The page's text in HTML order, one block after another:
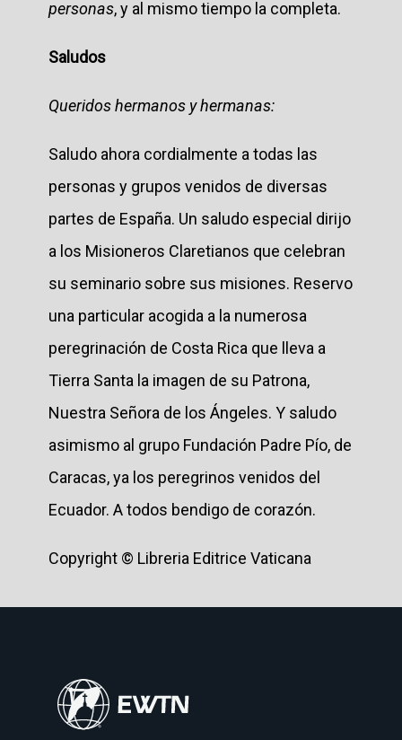
personas, y al mismo tiempo la completa.
Saludos
Queridos hermanos y hermanas:
Saludo ahora cordialmente a todas las
personas y grupos venidos de diversas
partes de España. Un saludo especial dirijo
a los Misioneros Claretianos que celebran
su seminario sobre sus misiones. Reservo
una particular acogida a la numerosa
peregrinación de Costa Rica que lleva a
Tierra Santa la imagen de su Patrona,
Nuestra Señora de los Ángeles. Y saludo
asimismo al grupo Fundación Padre Pío, de
Caracas, ya los peregrinos venidos del
Ecuador. A todos bendigo de corazón.
Copyright © Libreria Editrice Vaticana